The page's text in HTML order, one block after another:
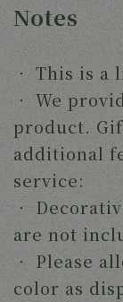
Notes
‧ This is a
‧ We
product.
additional
service:
‧
are not
‧ Please
color as